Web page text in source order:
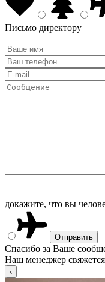
Письмо директору
докажите, что вы
Спасибо за Ваше
Наш менеджер